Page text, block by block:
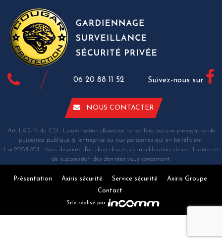
06 20 88 11 52 Suivez-nous sur
NOUS CONTACTER
Art. L612-14 du CSI : L'autorisation d'exercice ne confère aucune prérogative de
puissance publique à l'entreprise ou aux personnes qui en bénéficient.
Loi 2004-801 : Vous disposez d'un droit d'accès, de modification, de rectification et
de suppression des données vous concernant.
Présentation Axiris sécurité Service sécurité
Axiris Groupe
Contact
Site réalisé par